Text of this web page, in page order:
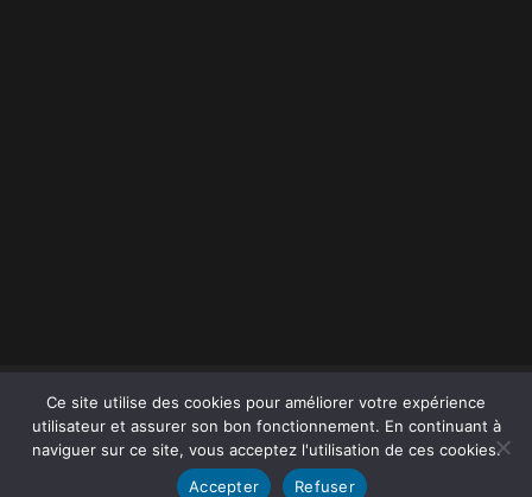
Ce site utilise des cookies pour améliorer votre expérience
utilisateur et assurer son bon fonctionnement. En continuant à
naviguer sur ce site, vous acceptez l'utilisation de ces cookies.
Accepter
Refuser